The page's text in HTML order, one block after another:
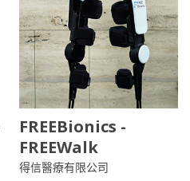
FREEBionics -
FREEWalk
得信醫療有限公司